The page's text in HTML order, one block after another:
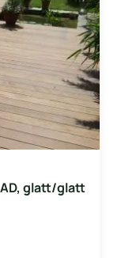
AD, glatt/glatt